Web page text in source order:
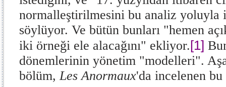
normalleştirilmesini bu analiz yoluyla
söylüyor. Ve bütün bunları "hemen
iki örneği ele alacağını" ekliyor.[1]
dönemlerinin yönetim "modelleri".
bölüm,Les Anormaux'da incelenen bu